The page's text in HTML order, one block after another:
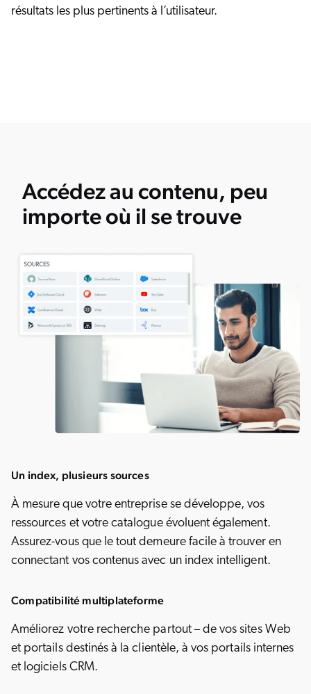
résultats les plus pertinents à l’utilisateur.
Accédez au contenu, peu
importe où il se trouve
Un index, plusieurs sources
À mesure que votre entreprise se développe, vos
ressources et votre catalogue évoluent également.
Assurez-vous que le tout demeure facile à trouver en
connectant vos contenus avec un index intelligent.
Compatibilité multiplateforme
Améliorez votre recherche partout – de vos sites Web
et portails destinés à la clientèle, à vos portails internes
et logiciels CRM.